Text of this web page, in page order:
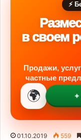
⚡
в своем
Продажи,
частные
🌍
01.10.2019 559